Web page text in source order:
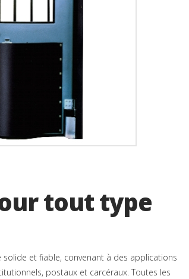
tout type
et fiable, convenant à des applications
postaux et carcéraux. Toutes les